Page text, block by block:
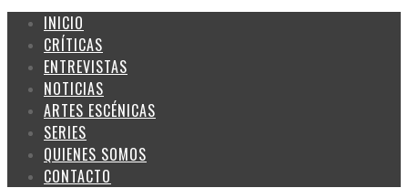
INICIO
CRÍTICAS
ENTREVISTAS
NOTICIAS
ARTES ESCÉNICAS
SERIES
QUIENES SOMOS
CONTACTO